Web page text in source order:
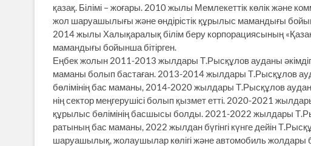
қазақ. Білімі – жо­ғары. 2010 жылы Мемлекеттік кө­лік және
жол шаруашылығы және өндірістік құрылыс мамандығы
​2014 жылы Халықаралық білім беру корпорациясының
мамандығы бойынша бітірген.
Еңбек жолын ​2011-2013 жылдары Т.Рысқұлов ауданы
маманы болып баста­ған. 2013-2014 жылдары Т.Рысқұлов
бөлімінің бас маманы, ​2014-2020 жылдары Т.Рысқұлов
нің сектор меңгерушісі болып қызмет етті. 2020-2021
құрылыс бөлімінің басшысы болды. 2021-2022 жылдары
ратының бас маманы, 2022 жылдан бүгінгі күнге дейін
шаруашылық, жолаушылар көлігі және автомобиль жолдары